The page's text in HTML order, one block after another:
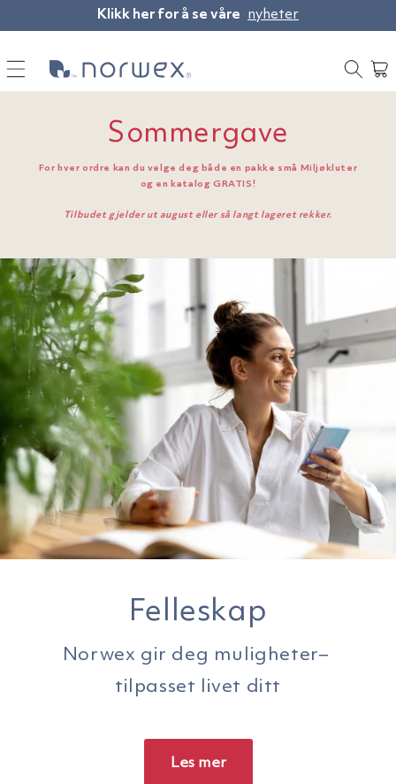
gikk
galt!
Prøv
innholdet
Klikk her for å se våre nyheter
Sommergave
For hver ordre kan du velge deg både en pakke små Miljøkluter
og en katalog GRATIS!
Tilbudet gjelder ut august eller så langt lageret rekker.
Felleskap
Norwex gir deg muligheter–
tilpasset livet ditt
Les mer